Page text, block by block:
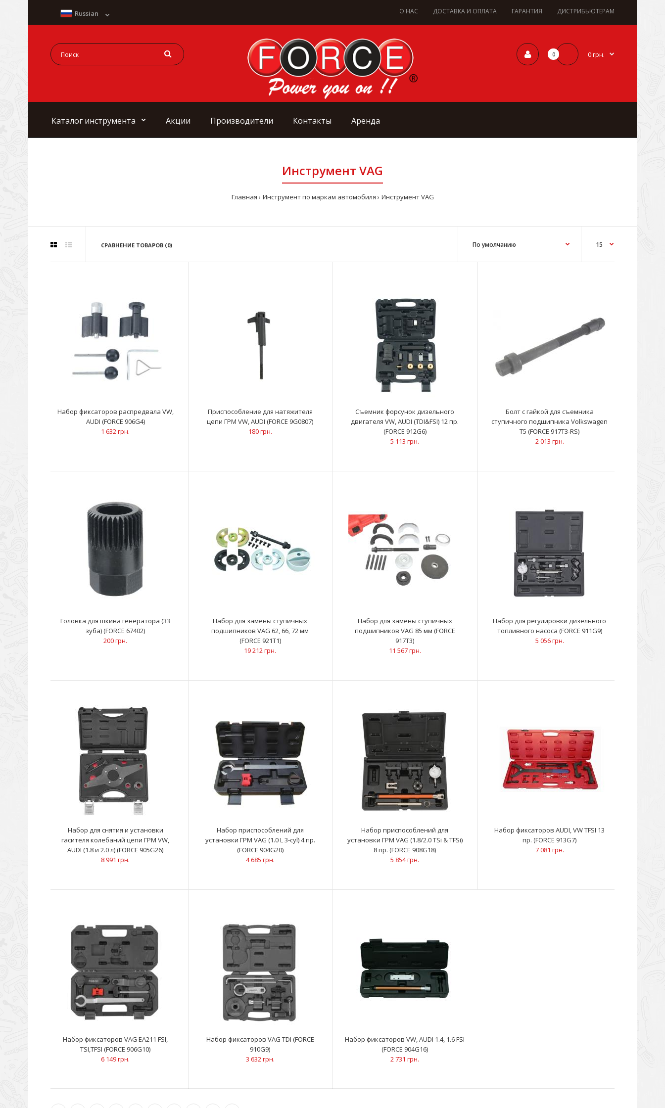
О НАС ДОСТАВКА И ОПЛАТА ГАРАНТИЯ ДИСТРИБЬЮТЕРАМ
Russian
0 0 грн.
Каталог инструмента Акции Производители Контакты Аренда
Инструмент VAG
Главная Инструмент по маркам автомобиля Инструмент VAG
СРАВНЕНИЕ ТОВАРОВ (0)
1 632 грн.
В комплекте:Инструмент для фиксации шкива ТНВДИнструмент для
фиксации натяжителя ремняФиксатор колен..
ОписаниеРаспределенный впрыск FSI – передовая технология
Болт с гайкой для съемника ступичного
подшипника Volkswagen T5 (FORCE 917T3-RS)
2 013 грн.
ОписаниеЗапасной болт с гайкой для съемника ступичного
подшипника моделей Volkswagen T5. Подходит к ..
Набор для замены ступичных
921T1)
19 212 грн.
прессом.Возможные расширения для п..
Набор фиксаторов распредвала VW,
AUDI (FORCE 906G4)
1 632 грн.
Приспособление для натяжителя
цепи ГРМ VW, AUDI (FORCE 9G0807)
180 грн.
Съемник форсунок дизельного
двигателя VW, AUDI (TDI&FSI) 12 пр.
(FORCE 912G6)
5 113 грн.
Болт с гайкой для съемника
ступичного подшипника Volkswagen
T5 (FORCE 917T3-RS)
2 013 грн.
Головка для шкива генератора (33
зуба) (FORCE 67402)
200 грн.
Набор для замены ступичных
подшипников VAG 62, 66, 72 мм
(FORCE 921T1)
19 212 грн.
Набор для замены ступичных
подшипников VAG 85 мм (FORCE
917T3)
11 567 грн.
Набор для регулировки дизельного
топливного насоса (FORCE 911G9)
5 056 грн.
Набор для снятия и установки
гасителя колебаний цепи ГРМ VW,
AUDI (1.8 и 2.0 л) (FORCE 905G26)
8 991 грн.
Набор приспособлений для
установки ГРМ VAG (1.0 L 3-cyl) 4 пр.
(FORCE 904G20)
4 685 грн.
Набор приспособлений для
установки ГРМ VAG (1.8/2.0 TSi & TFSi)
8 пр. (FORCE 908G18)
5 854 грн.
Набор фиксаторов AUDI, VW TFSI 13
пр. (FORCE 913G7)
7 081 грн.
Набор фиксаторов VAG EA211 FSI,
TSI,TFSI (FORCE 906G10)
6 149 грн.
Набор фиксаторов VAG TDI (FORCE
910G9)
3 632 грн.
Набор фиксаторов VW, AUDI 1.4, 1.6 FSI
(FORCE 904G16)
2 731 грн.